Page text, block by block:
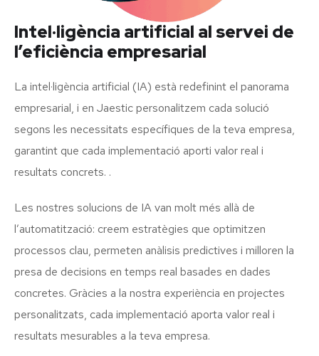
Intel·ligència artificial al servei de
l’eficiència empresarial
La intel·ligència artificial (IA) està redefinint el panorama
empresarial, i en Jaestic personalitzem cada solució
segons les necessitats específiques de la teva empresa,
garantint que cada implementació aporti valor real i
resultats concrets. .
Les nostres solucions de IA van molt més allà de
l’automatització: creem estratègies que optimitzen
processos clau, permeten anàlisis predictives i milloren la
presa de decisions en temps real basades en dades
concretes. Gràcies a la nostra experiència en projectes
personalitzats, cada implementació aporta valor real i
resultats mesurables a la teva empresa.